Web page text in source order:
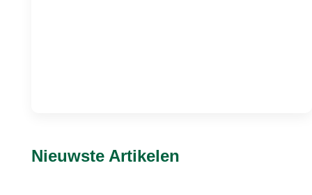
Nieuwste Artikelen